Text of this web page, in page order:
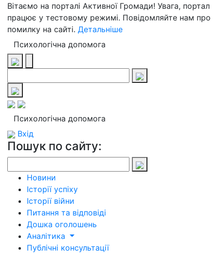
Вітаємо на порталі Активної Громади! Увага, портал
працює у тестовому режимі. Повідомляйте нам про
помилку на сайті. Детальніше
Психологічна допомога
Психологічна допомога
Вхід
Пошук по сайту:
Новини
Історії успіху
Історії війни
Питання та відповіді
Дошка оголошень
Аналітика
Публічні консультації